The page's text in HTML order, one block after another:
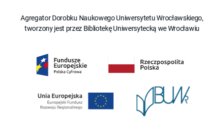
Agregator Dorobku Naukowego Uniwersytetu Wrocławskiego,
tworzony jest przez Bibliotekę Uniwersytecką we Wrocławiu